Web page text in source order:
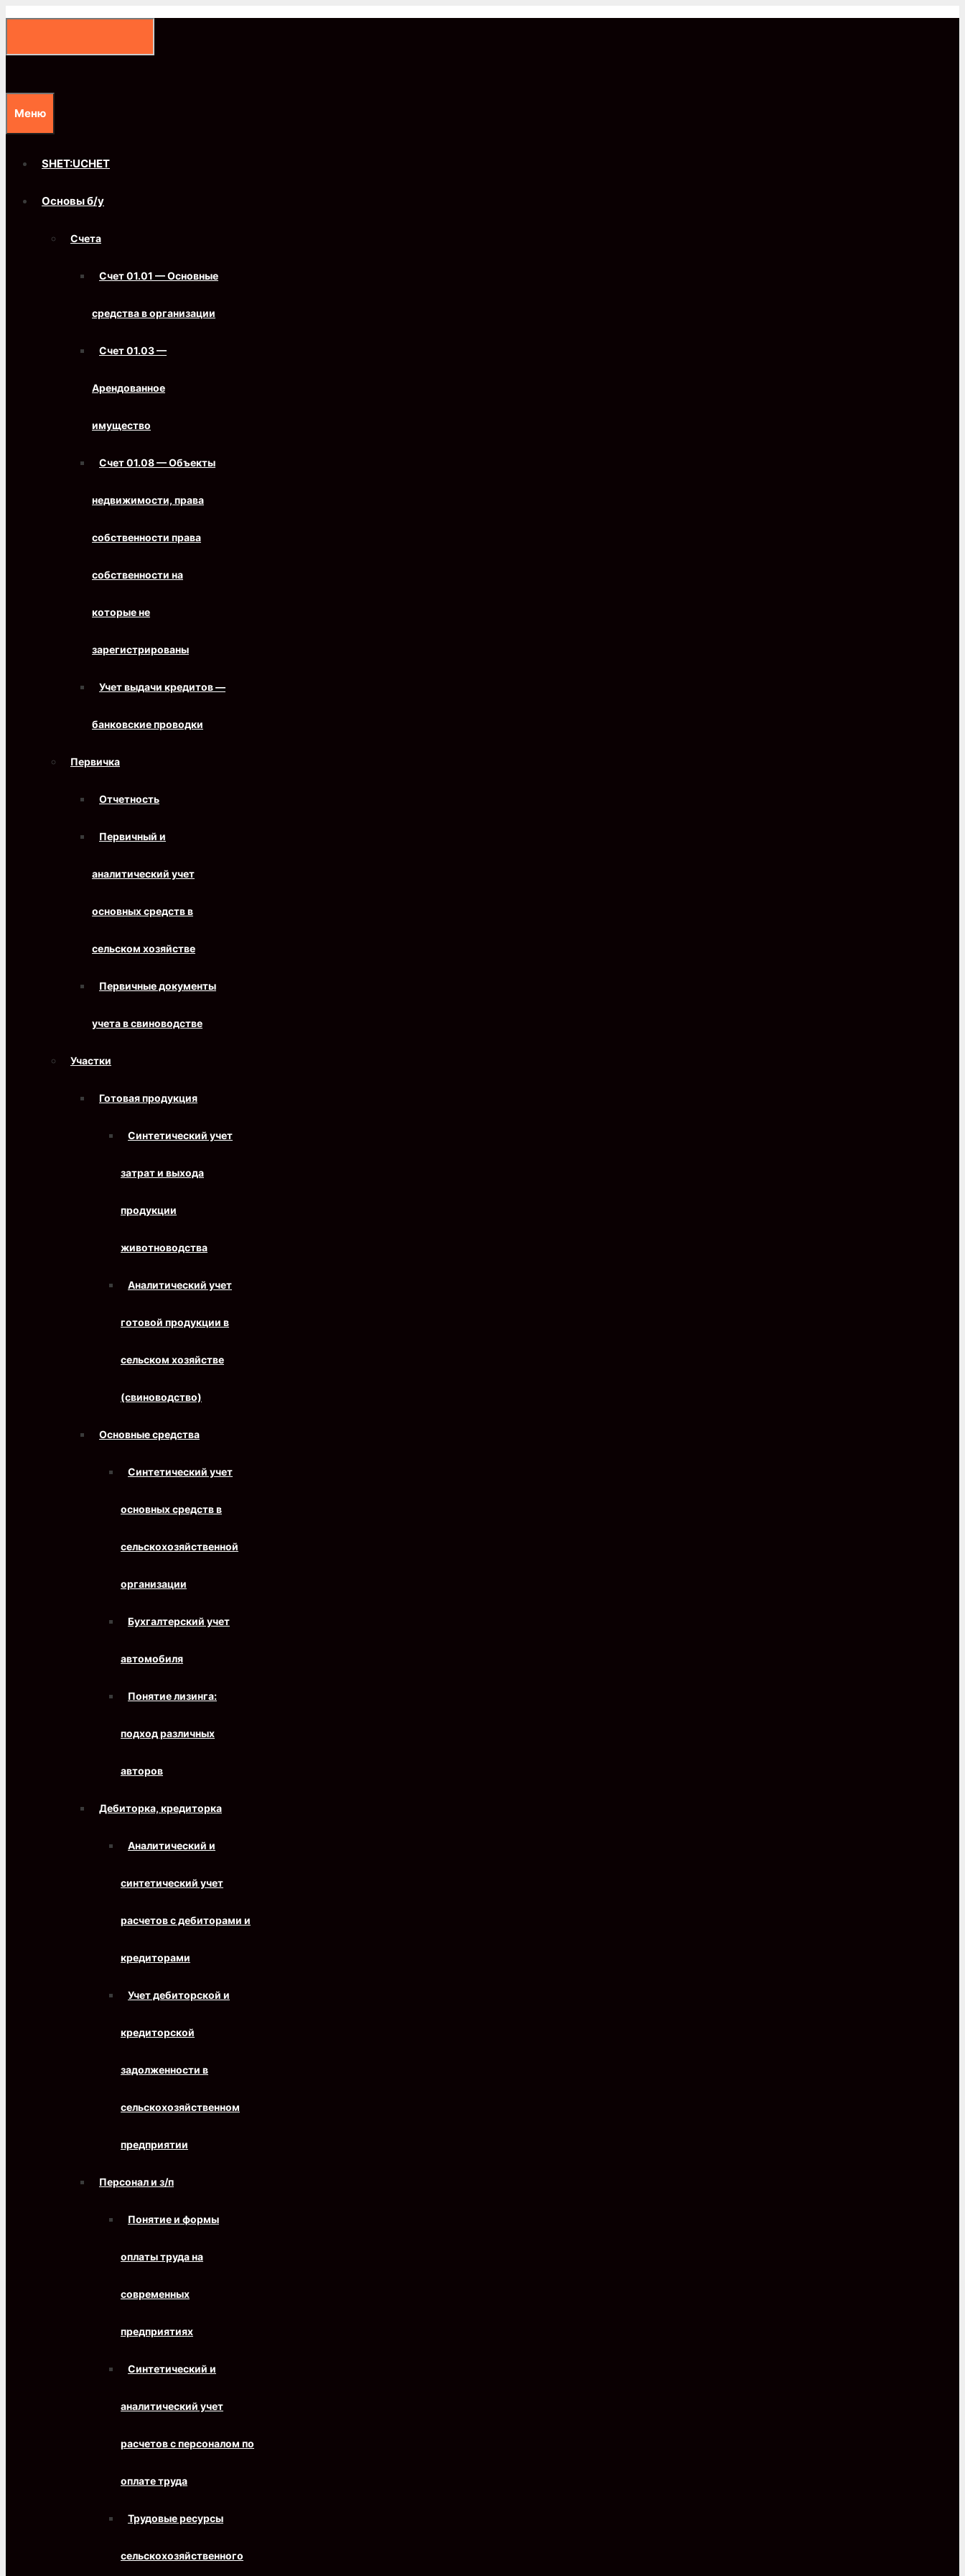
Меню
SHET:UCHET
Основы б/у
Счета
Счет 01.01 — Основные
средства в организации
Счет 01.03 —
Арендованное
имущество
Счет 01.08 — Объекты
недвижимости, права
собственности права
собственности на
которые не
зарегистрированы
Учет выдачи кредитов —
банковские проводки
Первичка
Отчетность
Первичный и
аналитический учет
основных средств в
сельском хозяйстве
Первичные документы
учета в свиноводстве
Участки
Готовая продукция
Синтетический учет
затрат и выхода
продукции
животноводства
Аналитический учет
готовой продукции в
сельском хозяйстве
(свиноводство)
Основные средства
Синтетический учет
основных средств в
сельскохозяйственной
организации
Бухгалтерский учет
автомобиля
Понятие лизинга:
подход различных
авторов
Дебиторка, кредиторка
Аналитический и
синтетический учет
расчетов с дебиторами и
кредиторами
Учет дебиторской и
кредиторской
задолженности в
сельскохозяйственном
предприятии
Персонал и з/п
Понятие и формы
оплаты труда на
современных
предприятиях
Синтетический и
аналитический учет
расчетов с персоналом по
оплате труда
Трудовые ресурсы
сельскохозяйственного